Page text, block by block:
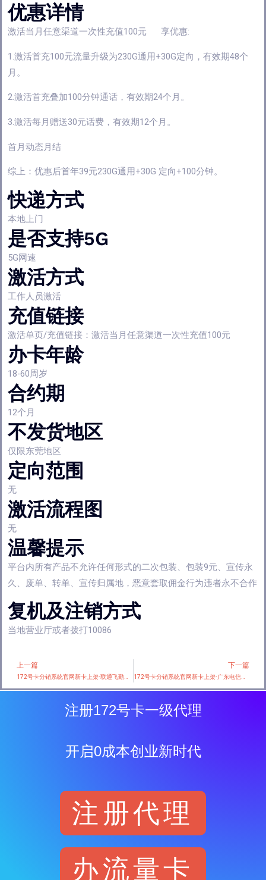
优惠详情
激活当月任意渠道一次性充值100元 享优惠:
1.激活首充100元流量升级为230G通用+30G定向，有效期48个
月。
2.激活首充叠加100分钟通话，有效期24个月。
3.激活每月赠送30元话费，有效期12个月。
首月动态月结
综上：优惠后首年39元230G通用+30G 定向+100分钟。
快递方式
本地上门
是否支持5G
5G网速
激活方式
工作人员激活
充值链接
激活单页/充值链接：激活当月任意渠道一次性充值100元
办卡年龄
18-60周岁
合约期
12个月
不发货地区
仅限东莞地区
定向范围
无
激活流程图
无
温馨提示
平台内所有产品不允许任何形式的二次包装、包装9元、宣传永
久、废单、转单、宣传归属地，恶意套取佣金行为违者永不合作
复机及注销方式
当地营业厅或者拨打10086
Prev
上一篇 下一篇
172号卡分销系统官网新卡上架-广东电信省内专享卡【30元145G+100分钟】
注册172号卡一级代理
开启0成本创业新时代
注册代理
办流量卡